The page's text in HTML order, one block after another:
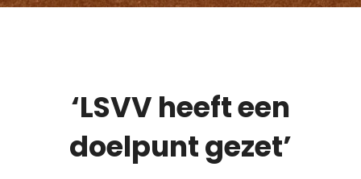
‘LSVV heeft een
doelpunt gezet’